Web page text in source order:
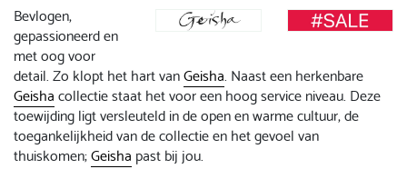
Bevlogen,
gepassioneerd en
met oog voor
detail. Zo klopt het hart vanGeisha. Naast een herkenbare
Geishacollectie staat het voor een hoog service niveau. Deze
toewijding ligt versleuteld in de open en warme cultuur, de
toegankelijkheid van de collectie en het gevoel van
thuiskomen;Geisha past bij jou.